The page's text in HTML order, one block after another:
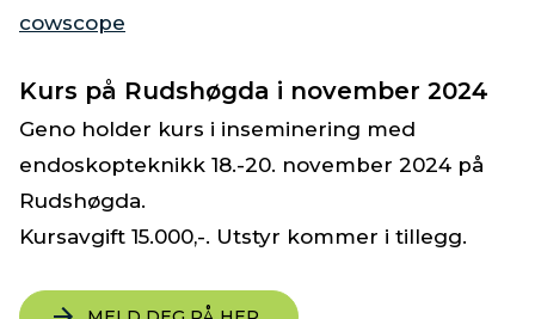
cowscope
Kurs på Rudshøgda i november 2024
Geno holder kurs i inseminering med
endoskopteknikk 18.-20. november 2024 på
Rudshøgda.
Kursavgift 15.000,-. Utstyr kommer i tillegg.